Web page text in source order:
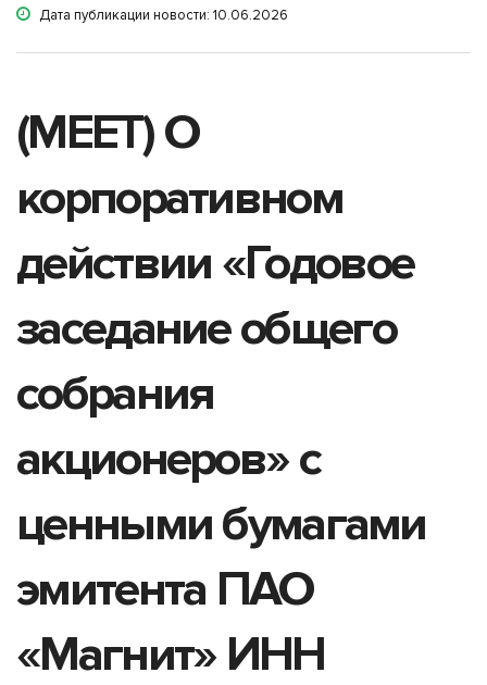
Дата публикации новости: 10.06.2026
(MEET) О
корпоративном
действии «Годовое
заседание общего
собрания
акционеров» с
ценными бумагами
эмитента ПАО
«Магнит» ИНН